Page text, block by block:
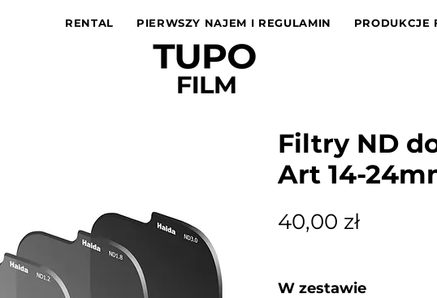
RENTAL PIERWSZY NAJEM I REGULAMIN PRODUKCJE
Filtry ND
Art 14-
40,00 złCena
W zestawie